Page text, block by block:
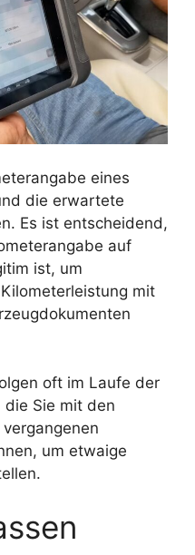
eines
die erwartete
Es ist entscheidend,
auf
ist, um
mit
oft im Laufe der
Sie mit den
um etwaige